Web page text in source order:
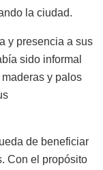
la ciudad.
y presencia a sus
sido informal
y palos
de beneficiar
Con el propósito